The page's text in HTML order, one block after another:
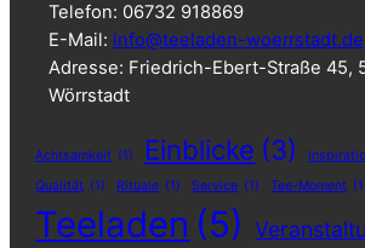
Telefon: 06732 918869
E-Mail: info@teeladen-woerrstadt.de
Adresse: Friedrich-Ebert-Straße 45,
Wörrstadt
Achtsamkeit (1) Einblicke (3)
Qualität (1) Rituale (1) Service (1) Tee-Moment
Teeladen (5)